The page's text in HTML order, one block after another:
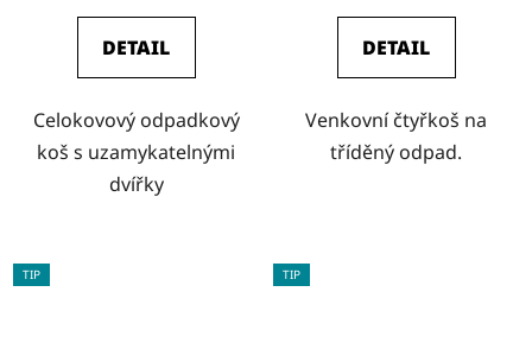
DETAIL
Celokovový odpadkový
koš s uzamykatelnými
dvířky
DETAIL
Venkovní čtyřkoš na
tříděný odpad.
TIP TIP